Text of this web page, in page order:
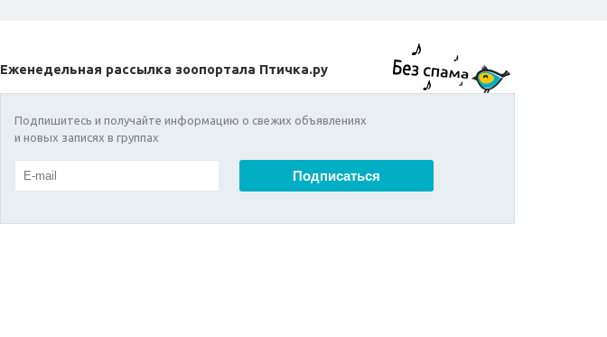
Еженедельная рассылка зоопортала Птичка.ру
Подпишитесь и получайте информацию о свежих объявлениях
и новых записях в группах